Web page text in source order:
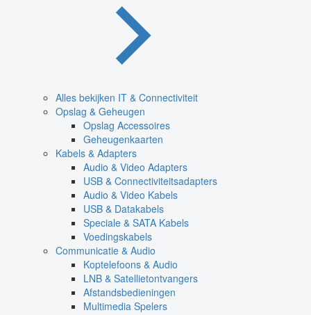
Alles bekijken IT & Connectiviteit
Opslag & Geheugen
Opslag Accessoires
Geheugenkaarten
Kabels & Adapters
Audio & Video Adapters
USB & Connectiviteitsadapters
Audio & Video Kabels
USB & Datakabels
Speciale & SATA Kabels
Voedingskabels
Communicatie & Audio
Koptelefoons & Audio
LNB & Satellietontvangers
Afstandsbedieningen
Multimedia Spelers